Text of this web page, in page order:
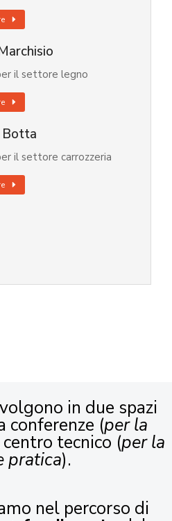
il settore legno
Botta
il settore carrozzeria
in due spazi
conferenze (per la
tecnico (per la
pratica).
nel percorso di